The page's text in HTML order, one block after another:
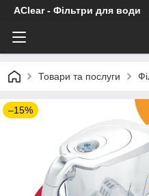
AClear - Фільтри для води
Товари та послуги
–15%